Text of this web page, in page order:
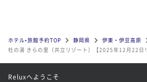
ホテル•旅館予約TOP 静岡県 伊東・伊豆高原
杜の湯 きらの里（共立リゾート）【2025年12月22日
Reluxへようこそ